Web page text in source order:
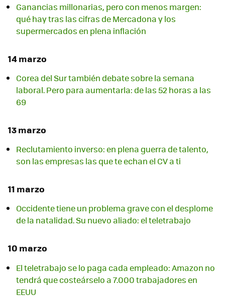
Ganancias millonarias, pero con menos margen:
qué hay tras las cifras de Mercadona y los
supermercados en plena inflación
14 marzo
Corea del Sur también debate sobre la semana
laboral. Pero para aumentarla: de las 52 horas a las
69
13 marzo
Reclutamiento inverso: en plena guerra de talento,
son las empresas las que te echan el CV a ti
11 marzo
Occidente tiene un problema grave con el desplome
de la natalidad. Su nuevo aliado: el teletrabajo
10 marzo
El teletrabajo se lo paga cada empleado: Amazon no
tendrá que costeárselo a 7.000 trabajadores en
EEUU